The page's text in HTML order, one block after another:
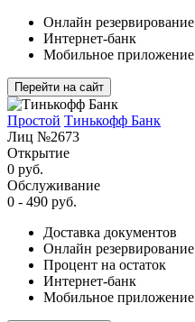
Онлайн резервирование
Интернет-банк
Мобильное приложение
Перейти на сайт
Простой Тинькофф Банк
Лиц №2673
Открытие
0 руб.
Обслуживание
0 - 490 руб.
Доставка документов
Онлайн резервирование
Процент на остаток
Интернет-банк
Мобильное приложение